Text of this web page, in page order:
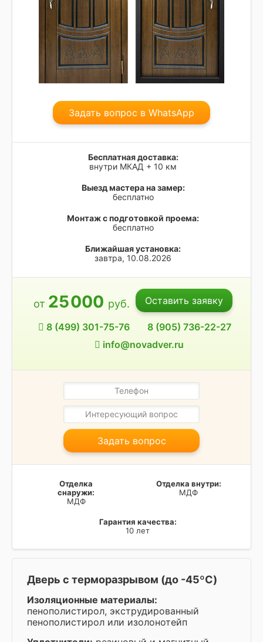
Задать вопрос в WhatsApp
Бесплатная доставка:
внутри МКАД + 10 км
Выезд мастера на замер:
бесплатно
Монтаж с подготовкой проема:
бесплатно
Ближайшая установка:
завтра, 10.08.2026
от 25000 руб. Оставить заявку
8 (499) 301-75-76
8 (905) 736-22-27
info@novadver.ru
Задать вопрос
Отделка
снаружи:
МДФ
Отделка внутри:
МДФ
Гарантия качества:
10 лет
Дверь с терморазрывом (до -45ºC)
Изоляционные материалы:
пенополистирол, экструдированный
пенополистирол или изолонотейп